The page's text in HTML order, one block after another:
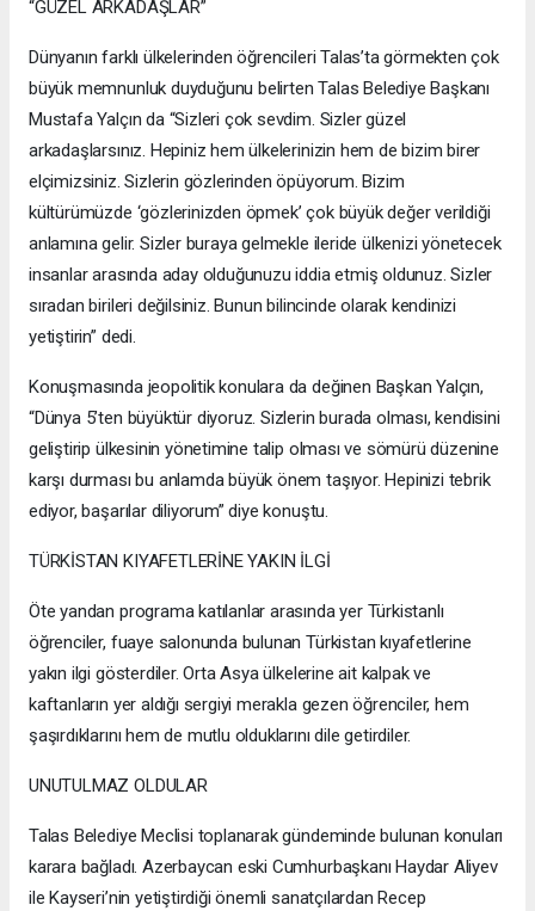
“GÜZEL ARKADAŞLAR”
Dünyanın farklı ülkelerinden öğrencileri Talas’ta görmekten çok
büyük memnunluk duyduğunu belirten Talas Belediye Başkanı
Mustafa Yalçın da “Sizleri çok sevdim. Sizler güzel
arkadaşlarsınız. Hepiniz hem ülkelerinizin hem de bizim birer
elçimizsiniz. Sizlerin gözlerinden öpüyorum. Bizim
kültürümüzde ‘gözlerinizden öpmek’ çok büyük değer verildiği
anlamına gelir. Sizler buraya gelmekle ileride ülkenizi yönetecek
insanlar arasında aday olduğunuzu iddia etmiş oldunuz. Sizler
sıradan birileri değilsiniz. Bunun bilincinde olarak kendinizi
yetiştirin” dedi.
Konuşmasında jeopolitik konulara da değinen Başkan Yalçın,
“Dünya 5’ten büyüktür diyoruz. Sizlerin burada olması, kendisini
geliştirip ülkesinin yönetimine talip olması ve sömürü düzenine
karşı durması bu anlamda büyük önem taşıyor. Hepinizi tebrik
ediyor, başarılar diliyorum” diye konuştu.
TÜRKİSTAN KIYAFETLERİNE YAKIN İLGİ
Öte yandan programa katılanlar arasında yer Türkistanlı
öğrenciler, fuaye salonunda bulunan Türkistan kıyafetlerine
yakın ilgi gösterdiler. Orta Asya ülkelerine ait kalpak ve
kaftanların yer aldığı sergiyi merakla gezen öğrenciler, hem
şaşırdıklarını hem de mutlu olduklarını dile getirdiler.
UNUTULMAZ OLDULAR
Talas Belediye Meclisi toplanarak gündeminde bulunan konuları
karara bağladı. Azerbaycan eski Cumhurbaşkanı Haydar Aliyev
ile Kayseri’nin yetiştirdiği önemli sanatçılardan Recep